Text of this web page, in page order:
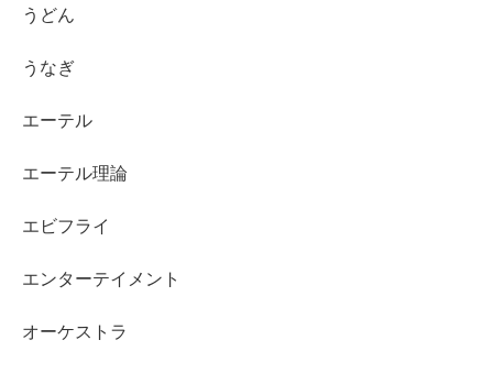
うどん
うなぎ
エーテル
エーテル理論
エビフライ
エンターテイメント
オーケストラ